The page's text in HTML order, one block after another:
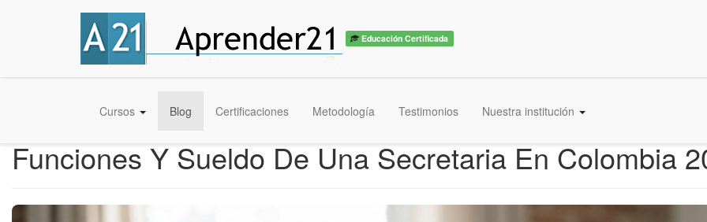
Educación Certificada
Cursos Blog Certificaciones Metodología Testimonios Nuestra institución
Funciones Y Sueldo De Una Secretaria En Colombia